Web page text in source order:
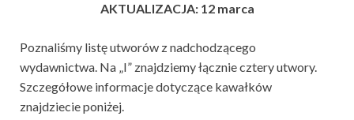
AKTUALIZACJA: 12 marca
Poznaliśmy listę utworów z nadchodzącego
wydawnictwa. Na „I” znajdziemy łącznie cztery utwory.
Szczegółowe informacje dotyczące kawałków
znajdziecie poniżej.